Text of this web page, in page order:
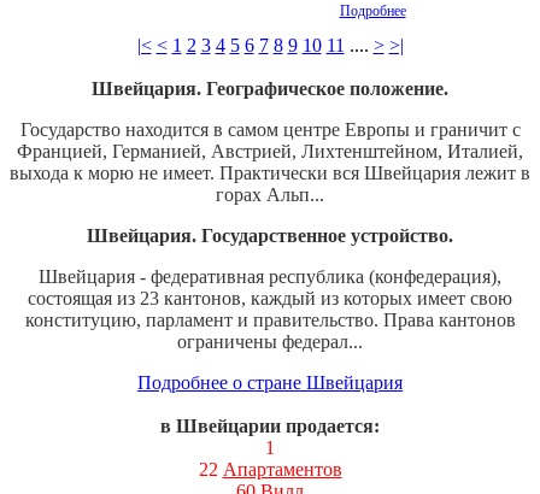
Подробнее
|< < 1 2 3 4 5 6 7 8 9 10 11 .... > >|
Швейцария. Географическое положение.
Государство находится в самом центре Европы и граничит с
Францией, Германией, Австрией, Лихтенштейном, Италией,
выхода к морю не имеет. Практически вся Швейцария лежит в
горах Альп...
Швейцария. Государственное устройство.
Швейцария - федеративная республика (конфедерация),
состоящая из 23 кантонов, каждый из которых имеет свою
конституцию, парламент и правительство. Права кантонов
ограничены федерал...
Подробнее о стране Швейцария
в Швейцарии продается:
1
22 Апартаментов